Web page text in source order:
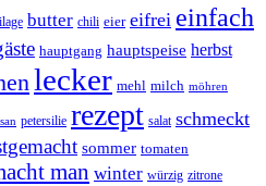
butter chili eier eifrei einfach
hauptgang hauptspeise herbst
lecker mehl milch möhren
petersilie rezept salat schmeckt
sommer tomaten
man winter würzig zitrone